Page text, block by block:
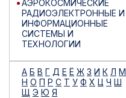
АЭРОКОСМИЧЕСКИЕ
РАДИОЭЛЕКТРОННЫЕ И
ИНФОРМАЦИОННЫЕ
СИСТЕМЫ И
ТЕХНОЛОГИИ
А Б В Г Д Е Ё Ж З И К Л М
Н О П Р С Т У Ф Х Ц Ч Ш
Щ Э Ю Я